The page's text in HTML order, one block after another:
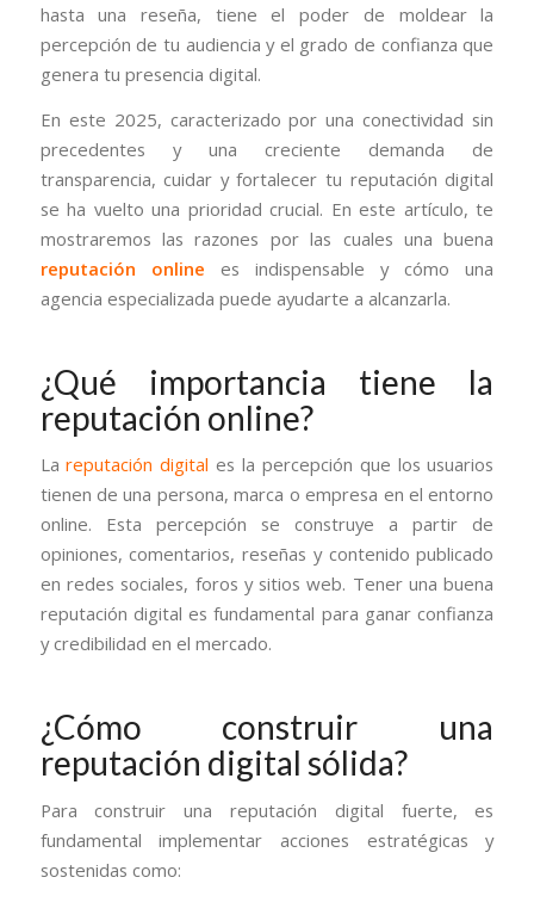
hasta una reseña, tiene el poder de moldear la
percepción de tu audiencia y el grado de confianza que
genera tu presencia digital.
En este 2025, caracterizado por una conectividad sin
precedentes y una creciente demanda de
transparencia, cuidar y fortalecer tu reputación digital
se ha vuelto una prioridad crucial. En este artículo, te
mostraremos las razones por las cuales una buena
reputación online es indispensable y cómo una
agencia especializada puede ayudarte a alcanzarla.
¿Qué importancia tiene la
reputación online?
Lareputación digital es la percepción que los usuarios
tienen de una persona, marca o empresa en el entorno
online. Esta percepción se construye a partir de
opiniones, comentarios, reseñas y contenido publicado
en redes sociales, foros y sitios web. Tener una buena
reputación digital es fundamental para ganar confianza
y credibilidad en el mercado.
¿Cómo construir una
reputación digital sólida?
Para construir una reputación digital fuerte, es
fundamental implementar acciones estratégicas y
sostenidas como: